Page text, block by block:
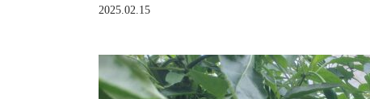
2025.02.15